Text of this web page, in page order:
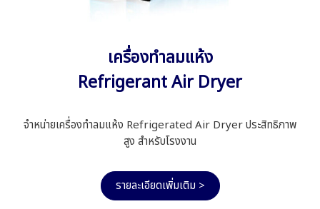
เครื่องทำลมแห้ง
Refrigerant Air Dryer
จำหน่ายเครื่องทำลมแห้ง Refrigerated Air Dryer ประสิทธิภาพ
สูง สำหรับโรงงาน
รายละเอียดเพิ่มเติม >